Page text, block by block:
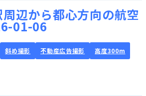
辺から都心方向の航空
01-06
斜め撮影 不動産広告撮影
高度300m